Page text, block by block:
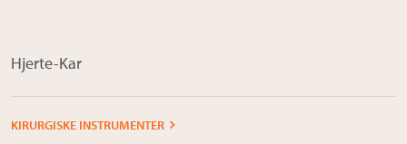
Hjerte-Kar
KIRURGISKE INSTRUMENTER